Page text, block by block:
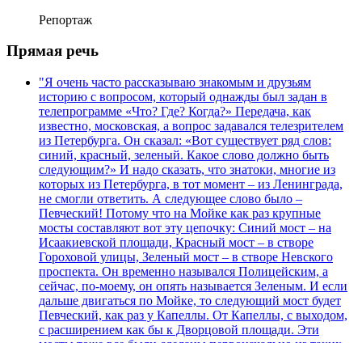
Репортаж
Прямая речь
"Я очень часто рассказываю знакомым и друзьям
историю с вопросом, который однажды был задан в
телепрограмме «Что? Где? Когда?» Передача, как
известно, московская, а вопрос задавался телезрителем
из Петербурга. Он сказал: «Вот существует ряд слов:
синий, красный, зеленый. Какое слово должно быть
следующим?» И надо сказать, что знатоки, многие из
которых из Петербурга, в тот момент – из Ленинграда,
не смогли ответить. А следующее слово было –
Певческий! Потому что на Мойке как раз крупные
мосты составляют вот эту цепочку: Синий мост – на
Исаакиевской площади, Красный мост – в створе
Гороховой улицы, Зеленый мост – в створе Невского
проспекта. Он временно назывался Полицейским, а
сейчас, по-моему, он опять называется Зеленым. И если
дальше двигаться по Мойке, то следующий мост будет
Певческий, как раз у Капеллы. От Капеллы, с выходом,
с расширением как бы к Дворцовой площади. Эти